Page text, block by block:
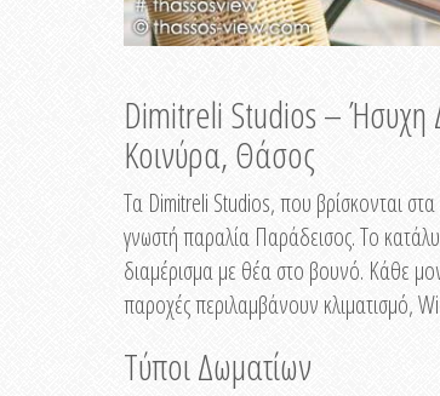
Dimitreli Studios – Ήσυχη
Κοινύρα, Θάσος
Τα Dimitreli Studios, που βρίσκονται
γνωστή παραλία Παράδεισος. Το
διαμέρισμα με θέα στο βουνό. Κάθε
παροχές περιλαμβάνουν κλιματισμό,
Τύποι Δωματίων